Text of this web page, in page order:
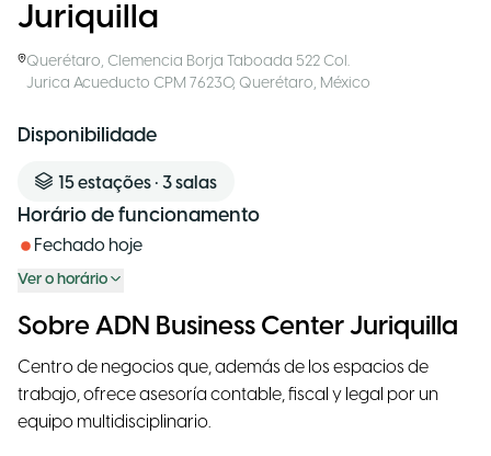
Juriquilla
Querétaro, Clemencia Borja Taboada 522 Col.
Jurica Acueducto CPM 76230, Querétaro, México
Disponibilidade
15estações • 3salas
Horário de funcionamento
Fechado hoje
Ver o horário
Sobre ADN Business Center Juriquilla
Centro de negocios que, además de los espacios de
trabajo, ofrece asesoría contable, fiscal y legal por un
equipo multidisciplinario.